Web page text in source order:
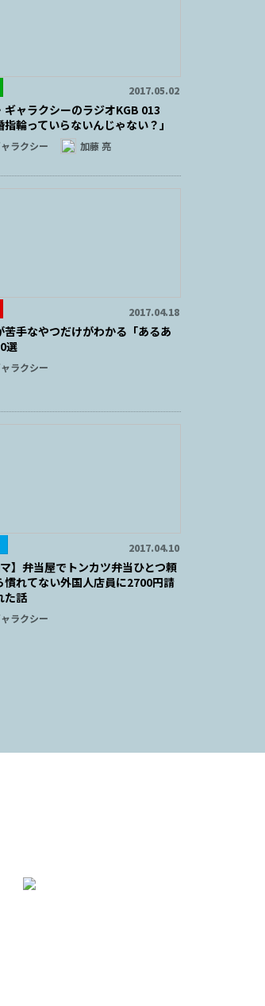
2017.05.02
ギャラクシーのラジオKGB 013
指輪っていらないんじゃない？」
ラクシー 加藤 亮
2017.04.18
苦手なやつだけがわかる「あるあ
選
ラクシー
2017.04.10
マ】弁当屋でトンカツ弁当ひとつ頼
慣れてない外国人店員に2700円請
た話
ラクシー